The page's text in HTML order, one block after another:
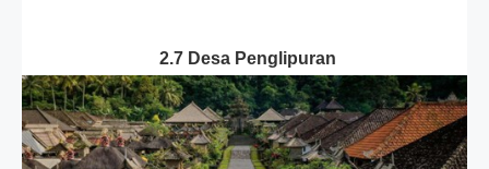
2.7 Desa Penglipuran